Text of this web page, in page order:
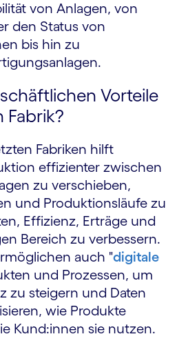
von Anlagen, von
den Status von
bis hin zu
Vorteile
Fabrik?
Fabriken hilft
effizienter zwischen
zu verschieben,
und Produktionsläufe zu
Effizienz, Erträge und
Bereich zu verbessern.
auch "digitale
und Prozessen, um
zu steigern und Daten
wie Produkte
Kund:innen sie nutzen.